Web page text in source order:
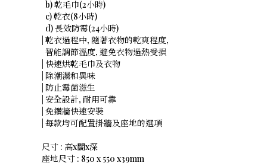
b) 乾毛巾(2小時)
c) 乾衣(8小時)
d) 長效防霉(24小時)
| 乾衣過程中, 隨著衣物的乾爽程度,
智能調節溫度, 避免衣物過熱受損
| 快速烘乾毛巾及衣物
| 除潮濕和異味
| 防止霉菌滋生
| 安全設計, 耐用可靠
| 免鑽牆快速安裝
| 每款均可配置掛牆及座地的選項
尺寸 : 高x闊x深
座地尺寸 : 850 x 550 x39mm